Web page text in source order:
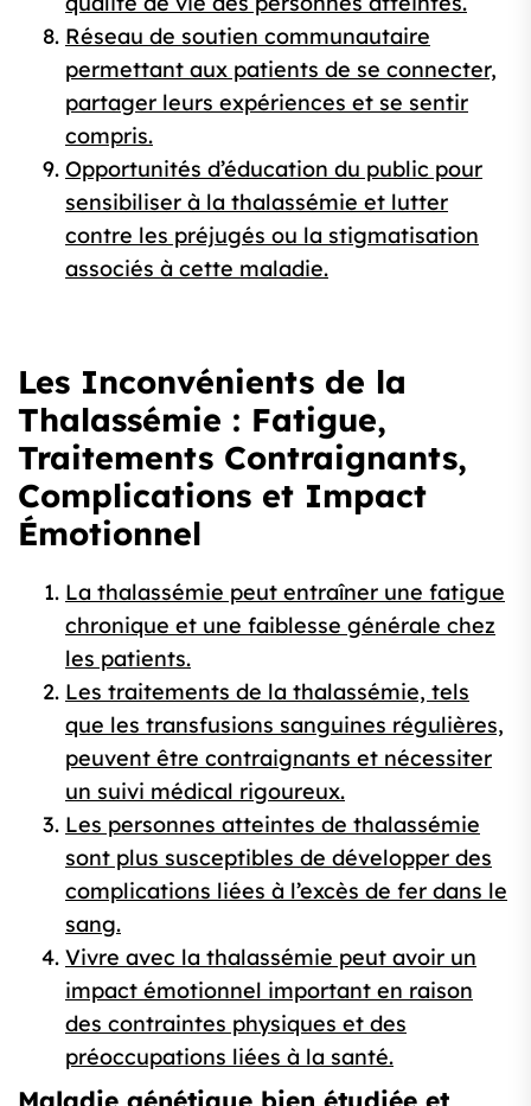
Réseau de soutien communautaire
permettant aux patients de se connecter,
partager leurs expériences et se sentir
compris.
Opportunités d’éducation du public pour
sensibiliser à la thalassémie et lutter
contre les préjugés ou la stigmatisation
associés à cette maladie.
Les Inconvénients de la
Thalassémie : Fatigue,
Traitements Contraignants,
Complications et Impact
Émotionnel
La thalassémie peut entraîner une fatigue
chronique et une faiblesse générale chez
les patients.
Les traitements de la thalassémie, tels
que les transfusions sanguines régulières,
peuvent être contraignants et nécessiter
un suivi médical rigoureux.
Les personnes atteintes de thalassémie
sont plus susceptibles de développer des
complications liées à l’excès de fer dans le
sang.
Vivre avec la thalassémie peut avoir un
impact émotionnel important en raison
des contraintes physiques et des
préoccupations liées à la santé.